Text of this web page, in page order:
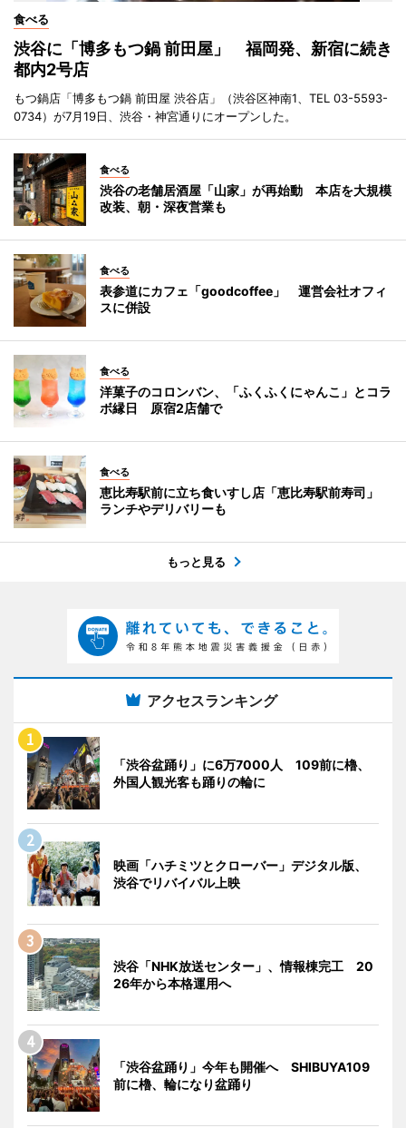
食べる
渋谷に「博多もつ鍋 前田屋」 福岡発、新宿に続き
都内2号店
もつ鍋店「博多もつ鍋 前田屋 渋谷店」（渋谷区神南1、TEL 03-5593-
0734）が7月19日、渋谷・神宮通りにオープンした。
食べる
渋谷の老舗居酒屋「山家」が再始動 本店を大規模
改装、朝・深夜営業も
食べる
表参道にカフェ「goodcoffee」 運営会社オフィ
スに併設
食べる
洋菓子のコロンバン、「ふくふくにゃんこ」とコラ
ボ縁日 原宿2店舗で
食べる
恵比寿駅前に立ち食いすし店「恵比寿駅前寿司」
ランチやデリバリーも
もっと見る
アクセスランキング
「渋谷盆踊り」に6万7000人 109前に櫓、
外国人観光客も踊りの輪に
映画「ハチミツとクローバー」デジタル版、
渋谷でリバイバル上映
渋谷「NHK放送センター」、情報棟完工 20
26年から本格運用へ
「渋谷盆踊り」今年も開催へ SHIBUYA109
前に櫓、輪になり盆踊り